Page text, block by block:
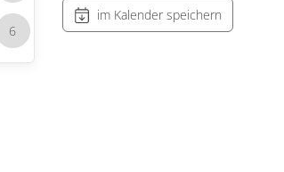
6
im Kalender speichern